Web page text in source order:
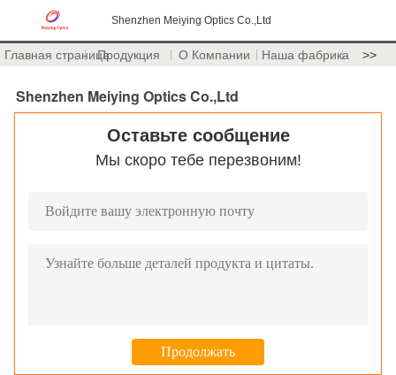
Shenzhen Meiying Optics Co.,Ltd
Главная страницаПродукция О Компании Наша фабрика >>
Shenzhen Meiying Optics Co.,Ltd
Оставьте сообщение
Мы скоро тебе перезвоним!